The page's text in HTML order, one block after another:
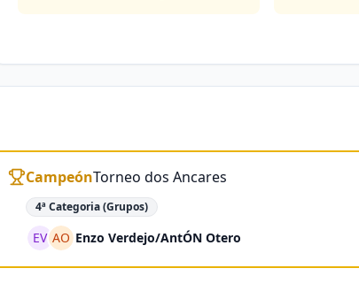
CampeónTorneo dos Ancares
4ª Categoria (Grupos)
EV AO Enzo Verdejo/AntÓN Otero